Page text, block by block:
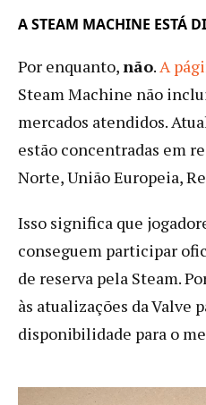
A STEAM MACHINE ESTÁ
Por enquanto,não.A
Steam Machine não
mercados atendidos.
estão concentradas em
Norte, União Europeia,
Isso significa que
conseguem participar
de reserva pela Steam.
às atualizações da Valve
disponibilidade para o